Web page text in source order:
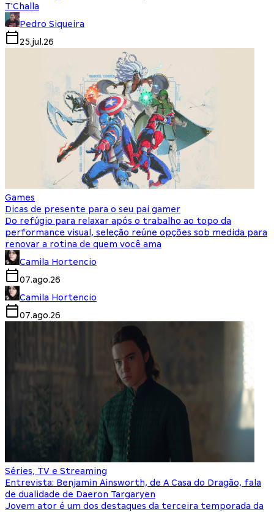
T'Challa
Pedro Siqueira
25.jul.26
Games
Dicas de presente para o seu pai gamer
Do refúgio para relaxar após o trabalho ao topo da
performance visual, seleção reúne opções sob medida para
renovar a rotina de quem você ama
Camila Hortencio
07.ago.26
Camila Hortencio
07.ago.26
Séries, TV e Streaming
Entrevista: Benjamin Ainsworth, de A Casa do Dragão, fala
de dualidade de Daeron Targaryen
Jovem ator é um dos destaques da terceira temporada da